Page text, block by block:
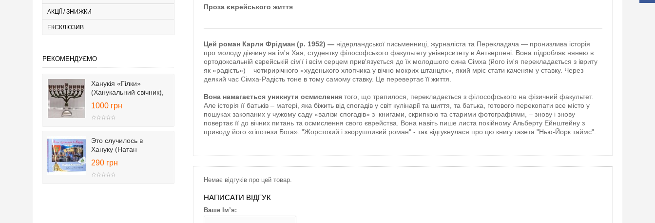
АКЦІЇ / ЗНИЖКИ
ЕКСКЛЮЗИВ
РЕКОМЕНДУЄМО
Ханукія «Гілки»
(Ханукальний свічник),
25 см
1000 грн
Это случилось в
Хануку (Натан
Альтерман)
290 грн
Проза єврейського життя
Цей роман Карли Фрідман (р. 1952) — нідерландської письменниці, журналіста та Перекладача — пронизлива історія
про молоду дівчину на ім'я Хая, студентку філософського факультету університету в Антверпені. Вона підробляє нянею в
ортодоксальній єврейській сім'ї і всім серцем прив'язується до їх молодшого сина Сімха (його ім'я перекладається з івриту
як «радість») – чотирирічного «худенького хлопчика у вічно мокрих штанцях», який мріє стати каченям у ставку. Через
деякий час Сімха-Радість тоне в тому самому ставку. Це перевертає її життя.
Вона намагається уникнути осмислення того, що трапилося, перекладається з філософського на фізичний факультет.
Але історія її батьків – матері, яка біжить від спогадів у світ кулінарії та шиття, та батька, готового перекопати все місто у
пошуках закопаних у чужому саду «валізи спогадів» з книгами, скрипкою та старими фотографіями, – знову і знову
повертає її до вічних питань та осмислення свого єврейства. Вона навіть пише листа покійному Альберту Ейнштейну з
приводу його «гіпотези Бога». "Жорстокий і зворушливий роман" - так відгукнулася про цю книгу газета "Нью-Йорк таймс".
Немає відгуків про цей товар.
НАПИСАТИ ВІДГУК
Ваше Ім’я: